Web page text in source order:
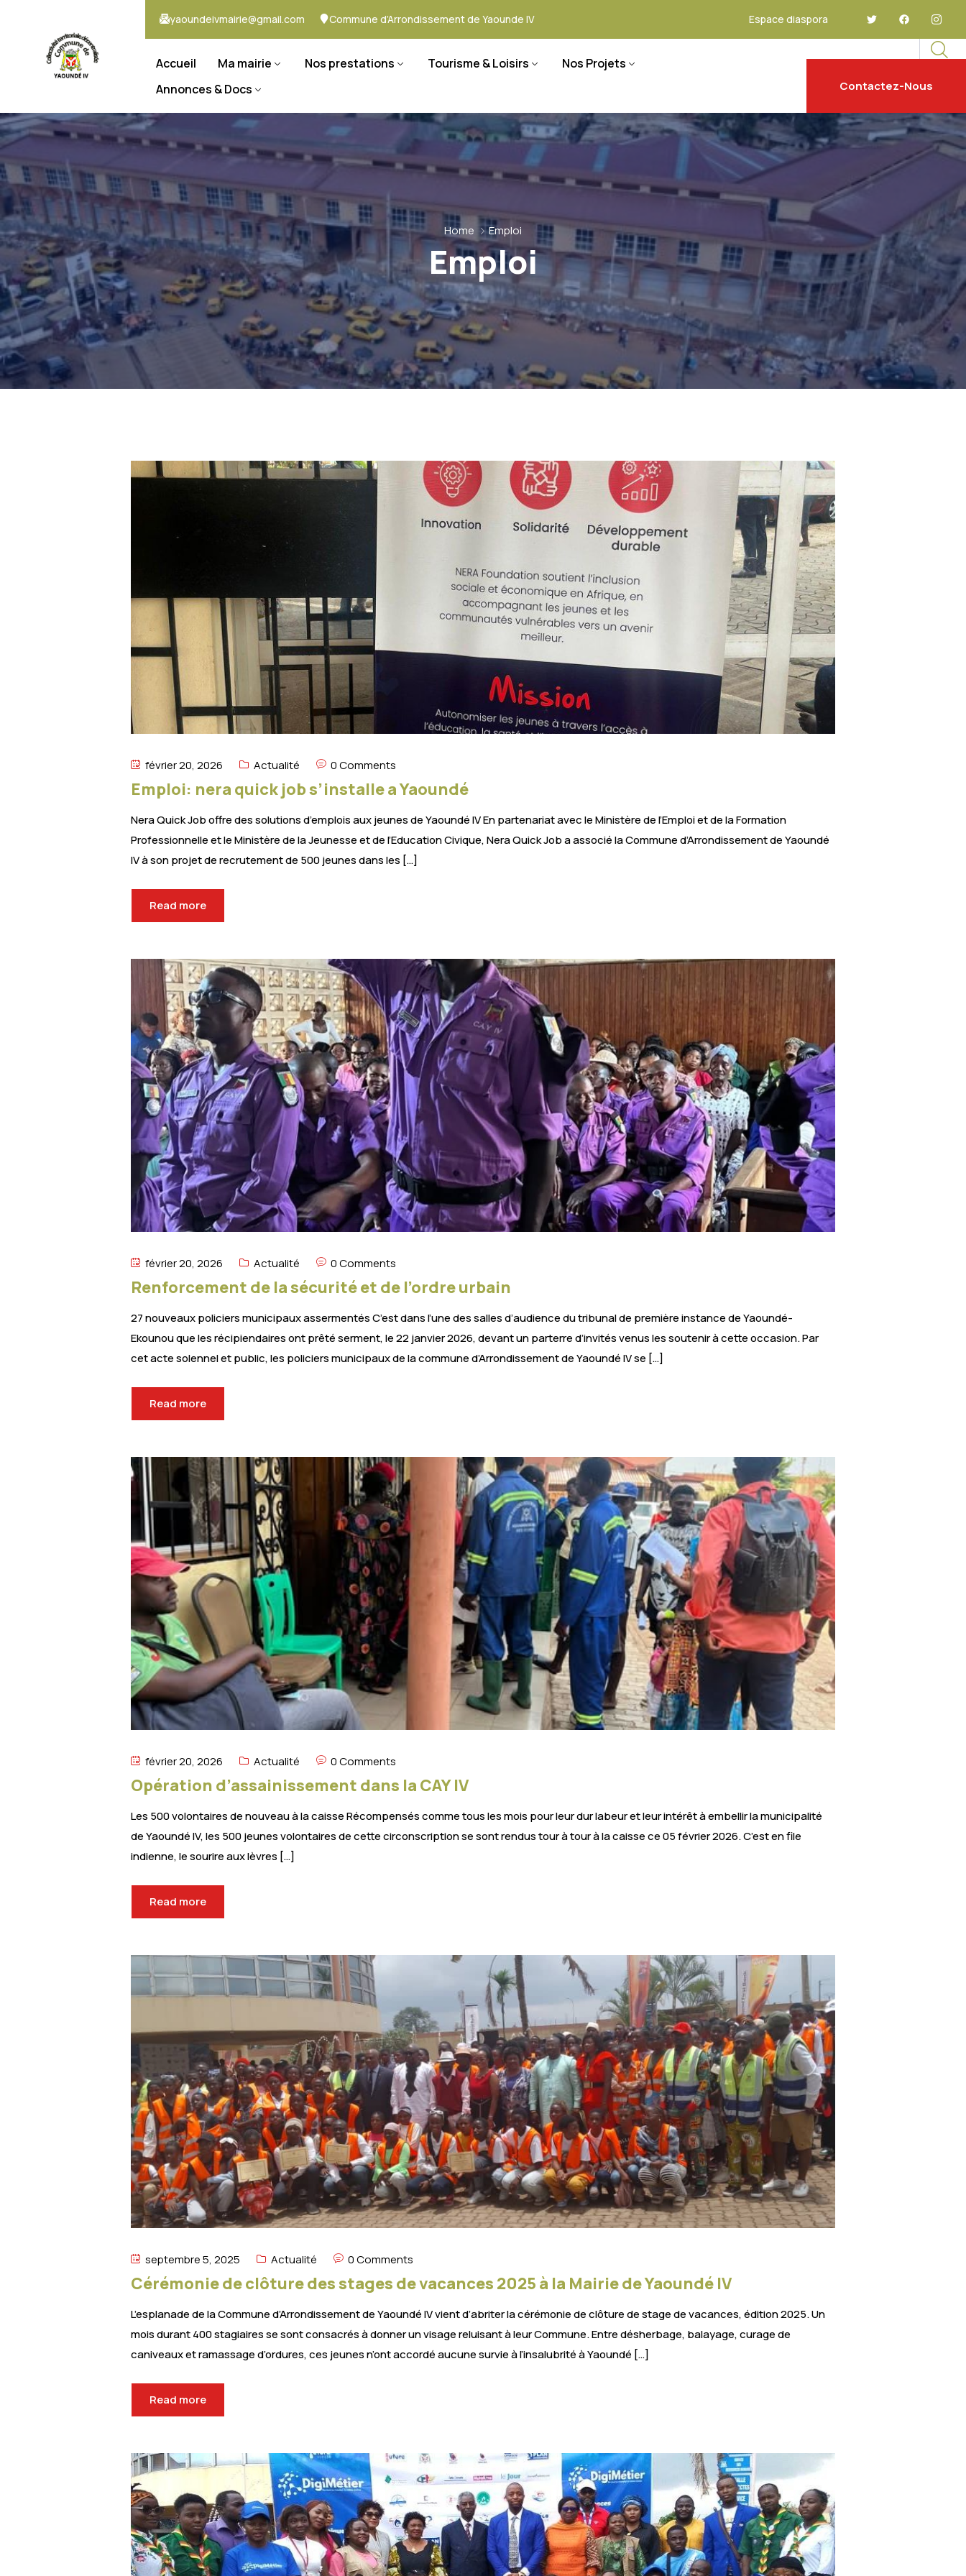
yaoundeivmairie@gmail.com Commune d’Arrondissement de Yaounde IV Espace diaspora
Accueil Ma mairie Nos prestations Tourisme & Loisirs
Nos Projets
Annonces & Docs
Contactez-Nous
Home Emploi
Emploi
février 20, 2026 Actualité 0 Comments
Emploi: nera quick job s’installe a Yaoundé
Nera Quick Job offre des solutions d’emplois aux jeunes de Yaoundé IV En partenariat avec le Ministère de l’Emploi et de la Formation
Professionnelle et le Ministère de la Jeunesse et de l’Education Civique, Nera Quick Job a associé la Commune d’Arrondissement de Yaoundé
IV à son projet de recrutement de 500 jeunes dans les […]
Read more
février 20, 2026 Actualité 0 Comments
Renforcement de la sécurité et de l’ordre urbain
27 nouveaux policiers municipaux assermentés C’est dans l’une des salles d’audience du tribunal de première instance de Yaoundé-
Ekounou que les récipiendaires ont prêté serment, le 22 janvier 2026, devant un parterre d’invités venus les soutenir à cette occasion. Par
cet acte solennel et public, les policiers municipaux de la commune d’Arrondissement de Yaoundé IV se […]
Read more
février 20, 2026 Actualité 0 Comments
Opération d’assainissement dans la CAY IV
Les 500 volontaires de nouveau à la caisse Récompensés comme tous les mois pour leur dur labeur et leur intérêt à embellir la municipalité
de Yaoundé IV, les 500 jeunes volontaires de cette circonscription se sont rendus tour à tour à la caisse ce 05 février 2026. C’est en file
indienne, le sourire aux lèvres […]
Read more
septembre 5, 2025 Actualité 0 Comments
Cérémonie de clôture des stages de vacances 2025 à la Mairie de Yaoundé IV
L’esplanade de la Commune d’Arrondissement de Yaoundé IV vient d’abriter la cérémonie de clôture de stage de vacances, édition 2025. Un
mois durant 400 stagiaires se sont consacrés à donner un visage reluisant à leur Commune. Entre désherbage, balayage, curage de
caniveaux et ramassage d’ordures, ces jeunes n’ont accordé aucune survie à l’insalubrité à Yaoundé […]
Read more